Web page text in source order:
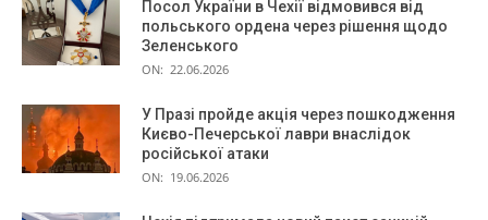
Посол України в Чехії відмовився від
польського ордена через рішення щодо
Зеленського
ON: 22.06.2026
У Празі пройде акція через пошкодження
Києво-Печерської лаври внаслідок
російської атаки
ON: 19.06.2026